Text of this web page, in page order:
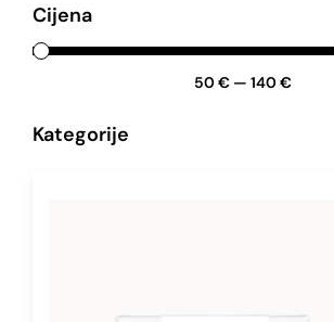
Cijena
50 € — 140 €
Kategorije